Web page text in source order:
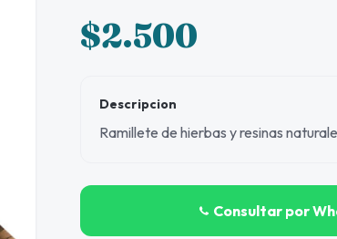
$2.500
Descripcion
Ramillete de hierbas y resinas
Consultar por